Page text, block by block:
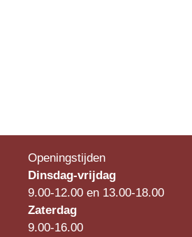
Openingstijden
Dinsdag-vrijdag
9.00-12.00 en 13.00-18.00
Zaterdag
9.00-16.00